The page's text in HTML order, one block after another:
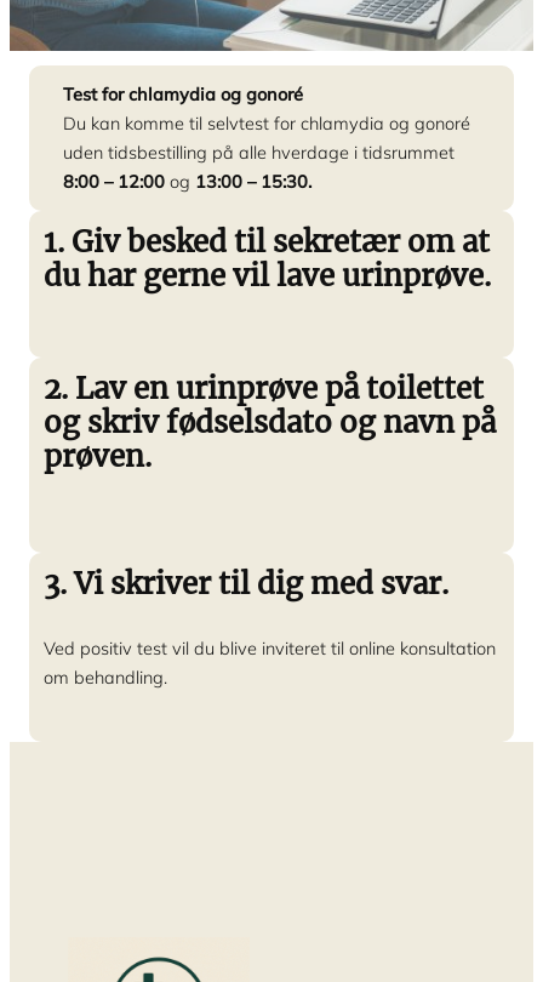
Test for chlamydia og gonoré
Du kan komme til selvtest for chlamydia og gonoré
uden tidsbestilling på alle hverdage i tidsrummet
8:00 – 12:00 og 13:00 – 15:30.
1. Giv besked til sekretær om at
du har gerne vil lave urinprøve.
2. Lav en urinprøve på toilettet
og skriv fødselsdato og navn på
prøven.
3. Vi skriver til dig med svar.
Ved positiv test vil du blive inviteret til online konsultation
om behandling.